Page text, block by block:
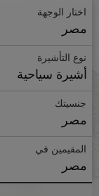
اختار الوجهة
مصر
نوع التأشيرة
أشيرة سياحية
جنسيتك
مصر
المقيمين في
مصر